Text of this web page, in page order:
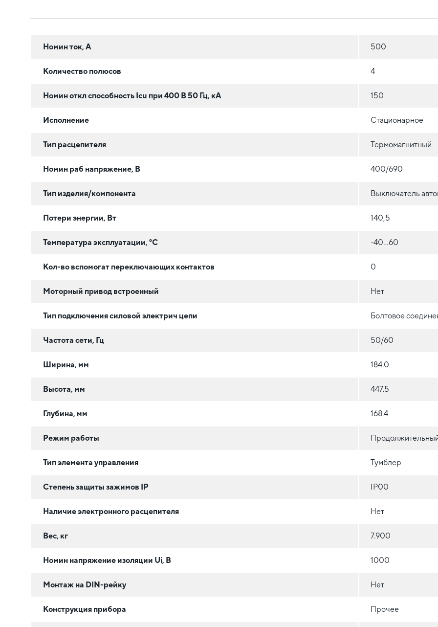
Номин ток, А 500
Количество полюсов 4
Номин откл способность Icu при 400 В 50 Гц, кА 150
Исполнение Стационарное
Тип расцепителя Термомагнитный
Номин раб напряжение, В 400/690
Тип изделия/компонента Выключатель
Потери энергии, Вт 140,5
Температура эксплуатации, °C -40...60
Кол-во вспомогат переключающих контактов 0
Моторный привод встроенный Нет
Тип подключения силовой электрич цепи Болтовое
Частота сети, Гц 50/60
Ширина, мм 184.0
Высота, мм 447.5
Глубина, мм 168.4
Режим работы
Тип элемента управления Тумблер
Степень защиты зажимов IP IP00
Наличие электронного расцепителя Нет
Вес, кг 7.900
Номин напряжение изоляции Ui, В 1000
Монтаж на DIN-рейку Нет
Конструкция прибора Прочее